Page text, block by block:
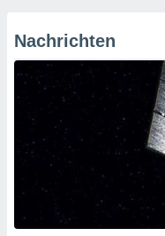
Nachrichten